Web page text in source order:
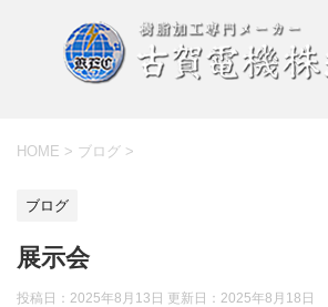
HOME > ブログ >
ブログ
展示会
投稿日：2025年8月13日 更新日： 2025年8月18日